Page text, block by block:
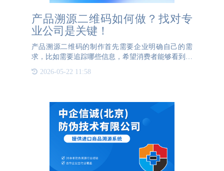
产品溯源二维码如何做？找对专
业公司是关键！
产品溯源二维码的制作首先需要企业明确自己的需
求，比如需要追踪哪些信息，希望消费者能够看到哪
公司，这些公司通常拥有丰富的经验和专业技术，能
2026-05-22 11:58